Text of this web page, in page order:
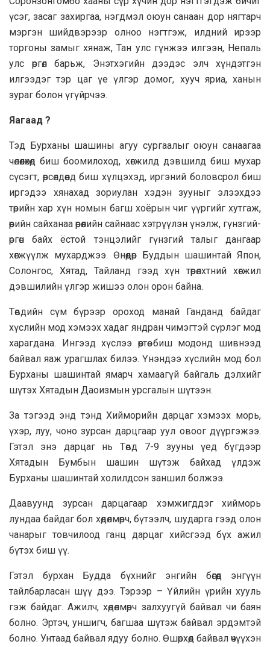
үсэг, засаг захиргаа, нэгдмэл оюун санаан дор нягтарч
мэргэн шийдвэрээр олноо нэгтгэж, илдний ирээр
торгоны замыг хянаж, Тан улс гүнжээ илгээн, Непаль
улс өргөл барьж, Энэтхэгийн дээдэс элч хүндэтгэн
илгээдэг тэр цаг үе үлгэр домог, хууч яриа, ханын
зураг болон үгүйрчээ.
Яагаад ?
Тэд Бурханы шашины агуу сургаалыг оюун санаагаа
чөлөөлөхөд биш боомилоход, хөгжилд дэвшилд биш мухар
сүсэгт, өрсөлдөөнд биш хүлцэхэд, иргэний боловсрол биш
иргэдээ хянахад зориулан хэдэн зууныг элээхдээ
төрийн хар хүн номын багш хоёрын чиг үүргийг хутгаж,
өөрийн сайханаа өрөөлийн сайнаас хэтрүүлэн үнэлж, гүнзгий-
өргөн байх ёстой тэнцэлийг гүнзгий талыг дангаар
хөгжүүлж мухарджээ. Өнөөдөр Буддын шашинтай Япон,
Солонгос, Хятад, Тайланд гээд хүн төрөлхтний хөгжил
дэвшилийн үлгэр жишээ олон орон байна.
Төвдийн сүм бүрээр ороход манай Ганданд байдаг
хүслийн мод хэмээх хадаг яндран чимэгтэй сүрлэг мод
харагдана. Ингээд хүслээ өөртөө биш модонд шивнээд
байвал яаж урагшлах билээ. Үнэндээ хүслийн мод бол
Бурханы шашинтай ямарч хамаагүй байгаль дэлхийг
шүтэх Хятадын Даоизмын урсгалын шүтээн.
За тэгээд энд тэнд Хийморийн дарцаг хэмээх морь,
үхэр, луу, чоно зурсан дарцгаар уул овоог дүүргэжээ.
Гэтэл энэ дарцаг нь Төвд 7-9 зууны үед бүгдээр
Хятадын Бумбын шашин шүтэж байхад үлдэж
Бурханы шашинтай холилдсон заншил болжээ.
Даавуунд зурсан дарцагаар хэмжигддэг хийморь
лундаа байдаг бол хөдөлмөрч, бүтээлч, шударга гээд олон
чанарыг товчилоод ганц дарцаг хийсгээд бүх ажил
бүтэх биш үү.
Гэтэл бурхан Будда бүхнийг энгийн бөгөөд энгүүн
тайлбарласан шүү дээ. Тэрээр – Үйлийн үрийн хууль
гэж байдаг. Ажилч, хөдөлмөрч залхуугүй байвал чи баян
болно. Эртэч, уншигч, багшаа шүтэж байвал эрдэмтэй
болно. Унтаад байвал ядуу болно. Өшөрхөөд байвал өчүүхэн